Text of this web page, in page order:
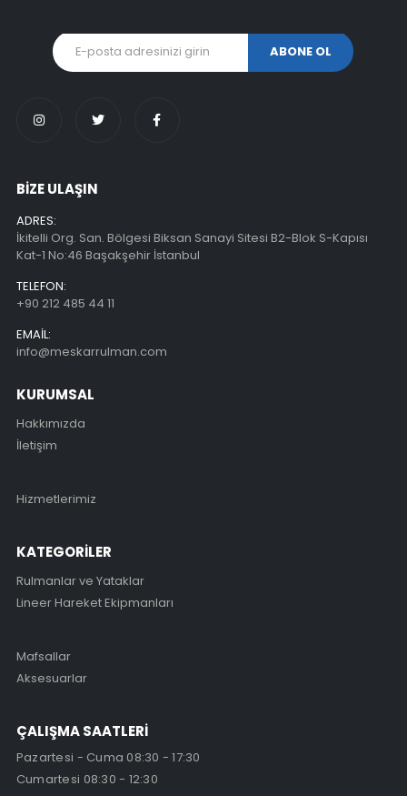
BİZE ULAŞIN
ADRES:
İkitelli Org. San. Bölgesi Biksan Sanayi Sitesi B2-Blok S-Kapısı
Kat-1 No:46 Başakşehir İstanbul
TELEFON:
+90 212 485 44 11
EMAIL:
info@meskarrulman.com
KURUMSAL
Hakkımızda
İletişim
Hizmetlerimiz
KATEGORİLER
Rulmanlar ve Yataklar
Lineer Hareket Ekipmanları
Mafsallar
Aksesuarlar
ÇALIŞMA SAATLERİ
Pazartesi - Cuma 08:30 - 17:30
Cumartesi 08:30 - 12:30